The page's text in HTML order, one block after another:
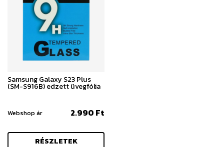
Samsung Galaxy S23 Plus
(SM-S916B) edzett üvegfólia
Webshop ár 2.990 Ft
RÉSZLETEK